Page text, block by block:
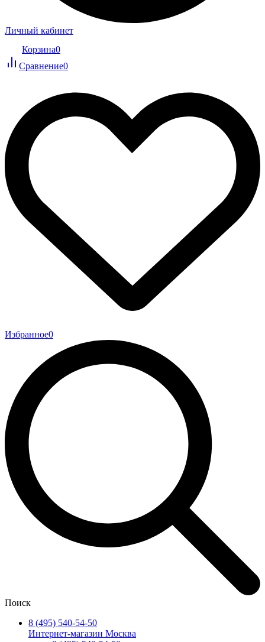
Личный кабинет
Корзина0
Сравнение0
Избранное0
Поиск
8 (495) 540-54-50
Интернет-магазин Москва